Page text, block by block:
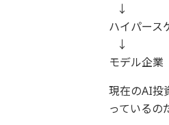
↓
ハイパース
↓
モデル企
現在のAI投
っているの